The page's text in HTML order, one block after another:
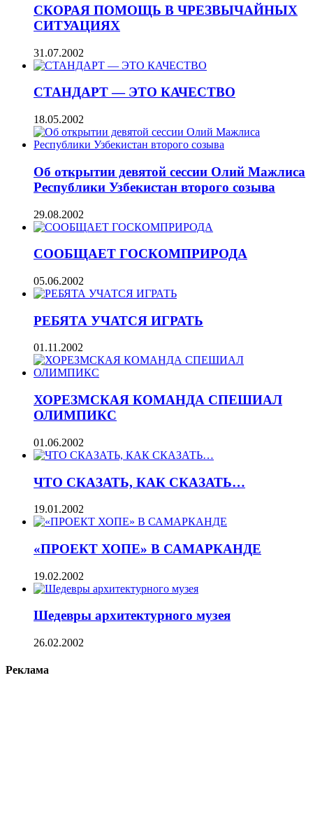
СКОРАЯ ПОМОЩЬ В ЧРЕЗВЫЧАЙНЫХ
СИТУАЦИЯХ
31.07.2002
СТАНДАРТ — ЭТО КАЧЕСТВО
18.05.2002
Об открытии девятой сессии Олий Мажлиса
Республики Узбекистан второго созыва
29.08.2002
СООБЩАЕТ ГОСКОМПРИРОДА
05.06.2002
РЕБЯТА УЧАТСЯ ИГРАТЬ
01.11.2002
ХОРЕЗМСКАЯ КОМАНДА СПЕШИАЛ
ОЛИМПИКС
01.06.2002
ЧТО СКАЗАТЬ, КАК СКАЗАТЬ…
19.01.2002
«ПРОЕКТ ХОПЕ» В САМАРКАНДЕ
19.02.2002
Шедевры архитектурного музея
26.02.2002
Реклама